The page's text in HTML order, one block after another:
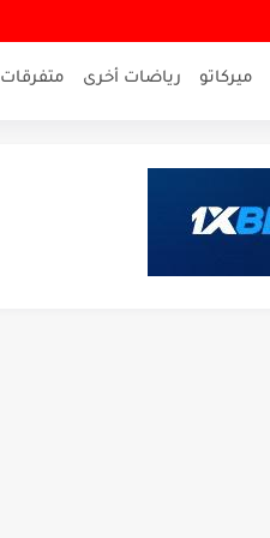
ميركاتو رياضات أخرى متفرقات